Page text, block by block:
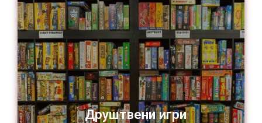
Друштвени игри